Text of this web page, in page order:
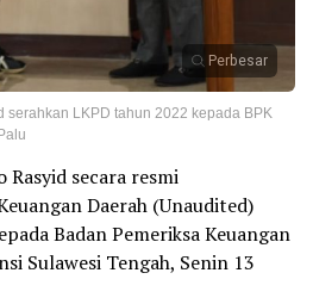
Perbesar
serahkan LKPD tahun 2022 kepada BPK
secara resmi
Daerah (Unaudited)
Badan Pemeriksa Keuangan
Sulawesi Tengah, Senin 13